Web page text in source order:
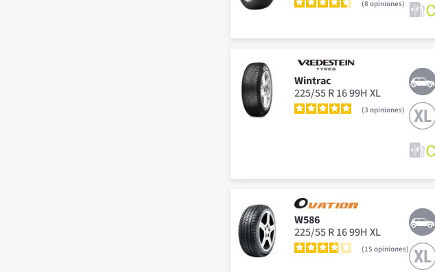
8opiniones
Wintrac
225/55 R 16 99H XL
3opiniones
W586
225/55 R 16 99H XL
15opiniones